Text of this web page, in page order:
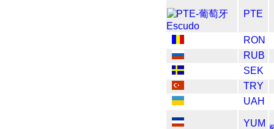
PTE
RON
RUB
SEK
TRY
UAH
YUM